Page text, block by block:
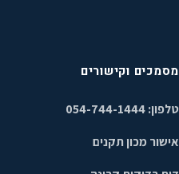
מסמכים וקישורים
טלפון: 054-744-1444
אישור מכון תקנים